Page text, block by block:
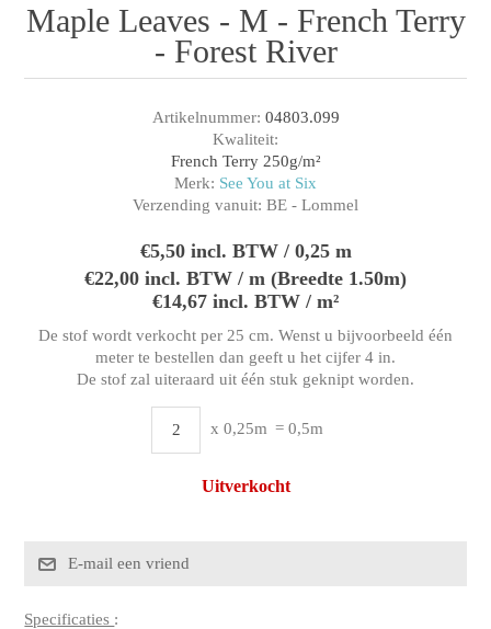
Maple Leaves - M - French Terry
- Forest River
Artikelnummer: 04803.099
Kwaliteit:
French Terry 250g/m²
Merk: See You at Six
Verzending vanuit: BE - Lommel
€5,50 incl. BTW / 0,25 m
€22,00 incl. BTW / m (Breedte 1.50m)
€14,67 incl. BTW / m²
De stof wordt verkocht per 25 cm. Wenst u bijvoorbeeld één
meter te bestellen dan geeft u het cijfer 4 in.
De stof zal uiteraard uit één stuk geknipt worden.
x 0,25m = 0,5m
Uitverkocht
Specificaties :